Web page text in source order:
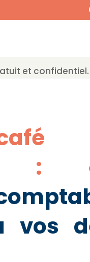
et confidentiel.
:
vos